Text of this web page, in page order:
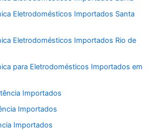
Eletrodomésticos Importados Santa
Eletrodomésticos Importados Rio de
para Eletrodomésticos Importados em
Importados
Importados
Importados